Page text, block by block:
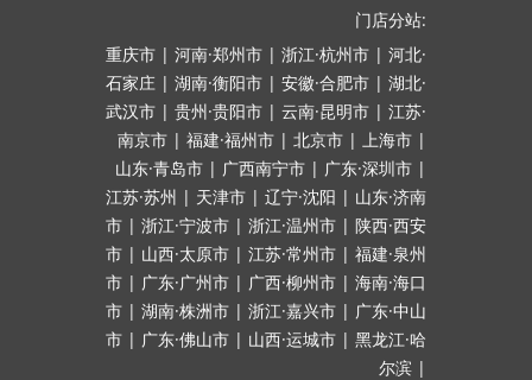
门店分站:
重庆市 | 河南·郑州市 | 浙江·杭州市 | 河北·
石家庄 | 湖南·衡阳市 | 安徽·合肥市 | 湖北·
武汉市 | 贵州·贵阳市 | 云南·昆明市 | 江苏·
南京市 | 福建·福州市 | 北京市 | 上海市 |
山东·青岛市 | 广西南宁市 | 广东·深圳市 |
江苏·苏州 | 天津市 | 辽宁·沈阳 | 山东·济南
市 | 浙江·宁波市 | 浙江·温州市 | 陕西·西安
市 | 山西·太原市 | 江苏·常州市 | 福建·泉州
市 | 广东·广州市 | 广西·柳州市 | 海南·海口
市 | 湖南·株洲市 | 浙江·嘉兴市 | 广东·中山
市 | 广东·佛山市 | 山西·运城市 | 黑龙江·哈
尔滨 |